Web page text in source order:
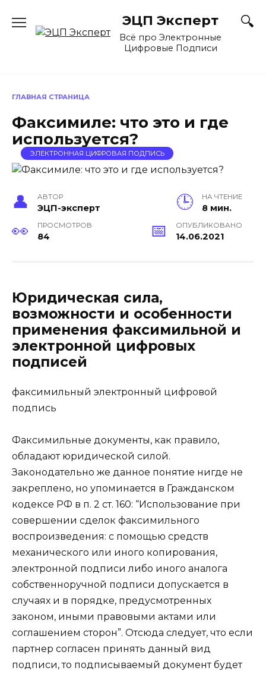
содержанию
ЭЦП Эксперт
Всё про Электронные
Цифровые Подписи
ГЛАВНАЯ СТРАНИЦА
Факсимиле: что это и где
используется?
ЭЛЕКТРОННАЯ ЦИФРОВАЯ ПОДПИСЬ
АВТОР
ЭЦП-эксперт
НА ЧТЕНИЕ
8 мин.
ПРОСМОТРОВ
84
ОПУБЛИКОВАНО
14.06.2021
Юридическая сила,
возможности и особенности
применения факсимильной и
электронной цифровых
подписей
факсимильный электронный цифровой
подпись
Факсимильные документы, как правило,
обладают юридической силой.
Законодательно же данное понятие нигде не
закреплено, но упоминается в Гражданском
кодексе РФ в п. 2 ст. 160: “Использование при
совершении сделок факсимильного
воспроизведения: с помощью средств
механического или иного копирования,
электронной подписи либо иного аналога
собственноручной подписи допускается в
случаях и в порядке, предусмотренных
законом, иными правовыми актами или
соглашением сторон”. Отсюда следует, что если
партнер согласен принять данный вид
подписи, то подписываемый документ будет